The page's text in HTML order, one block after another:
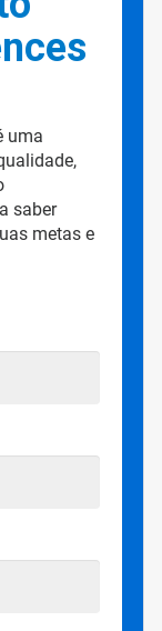
uma
saber
metas e